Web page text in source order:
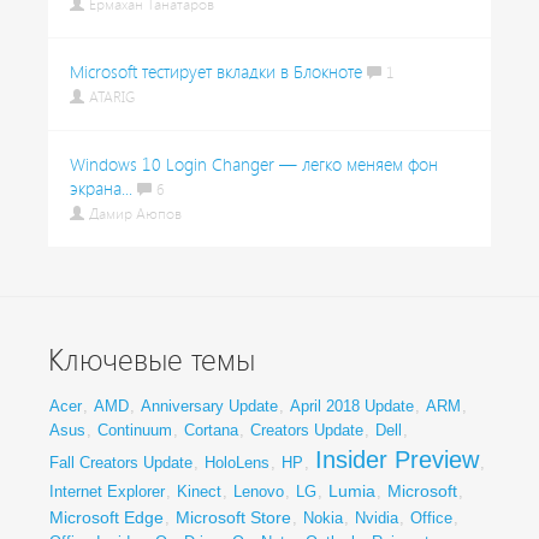
Ермахан Танатаров
Microsoft тестирует вкладки в Блокноте
1
ATARIG
Windows 10 Login Changer — легко меняем фон
экрана...
6
Дамир Аюпов
Ключевые темы
Acer, AMD, Anniversary Update, April 2018 Update, ARM ,
Asus , Continuum , Cortana, Creators Update, Dell ,
Fall Creators Update, HoloLens , HP , Insider Preview,
Internet Explorer, Kinect, Lenovo, LG, Lumia, Microsoft,
Microsoft Edge, Microsoft Store, Nokia, Nvidia, Office,